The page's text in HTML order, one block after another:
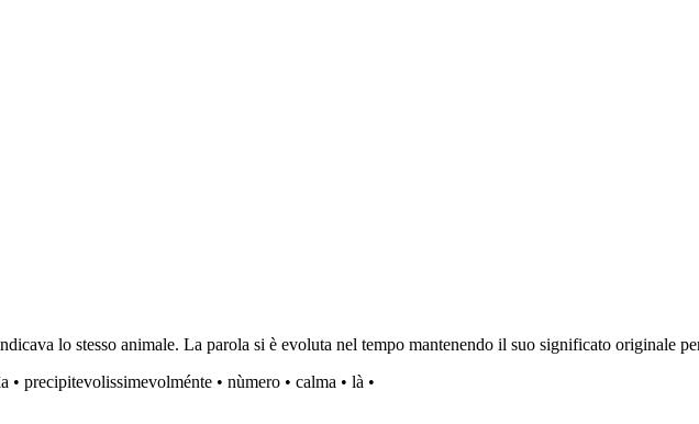
lo stesso animale. La parola si è evoluta nel tempo mantenendo il suo significato originale
• precipitevolissimevolménte • nùmero • calma • là •